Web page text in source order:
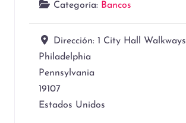
Categoría: Bancos
Dirección: 1 City Hall Walkways
Philadelphia
Pennsylvania
19107
Estados Unidos